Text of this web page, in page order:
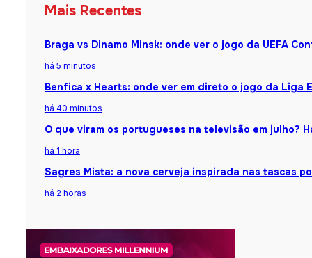
Mais Recentes
Braga vs Dinamo Minsk: onde ver o jogo da UEFA
há 5 minutos
Benfica x Hearts: onde ver em direto o jogo da Liga
há 40 minutos
O que viram os portugueses na televisão em julho?
há 1 hora
Sagres Mista: a nova cerveja inspirada nas tascas
há 2 horas